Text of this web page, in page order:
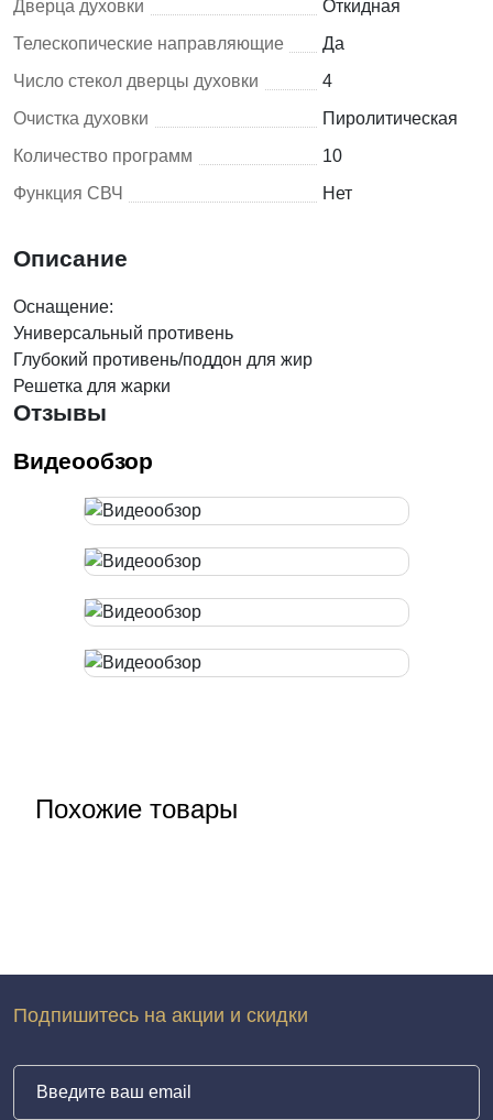
Дверца духовки
Откидная
Телескопические направляющие
Да
Число стекол дверцы духовки
4
Очистка духовки
Пиролитическая
Количество программ
10
Функция СВЧ
Нет
Описание
Оснащение:
Универсальный противень
Глубокий противень/поддон для жир
Решетка для жарки
Отзывы
Видеообзор
Похожие товары
Подпишитесь на акции и скидки